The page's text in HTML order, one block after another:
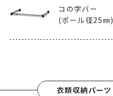
コの字バー
(ポール径25㎜)
衣類収納パーツ